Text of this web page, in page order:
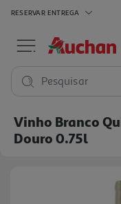
RESERVAR ENTREGA
Pesquisar
Vinho Branco
Douro 0.75l